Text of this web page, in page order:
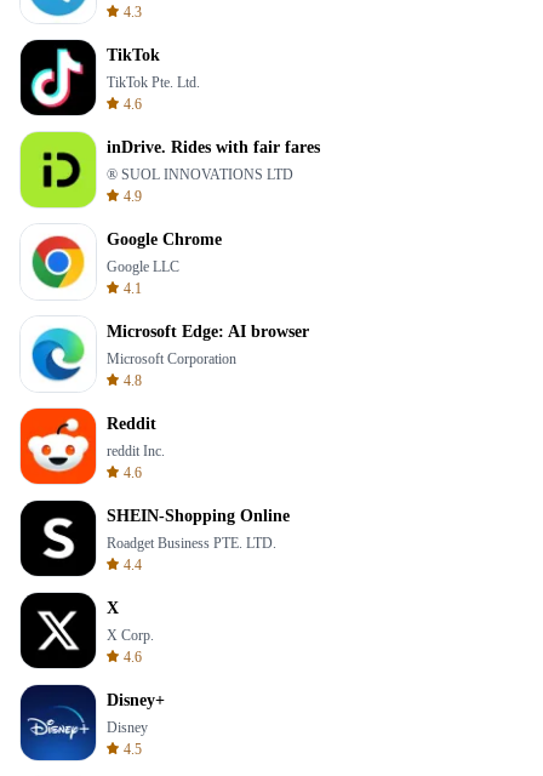
4.3
TikTok
TikTok Pte. Ltd.
4.6
inDrive. Rides with fair fares
® SUOL INNOVATIONS LTD
4.9
Google Chrome
Google LLC
4.1
Microsoft Edge: AI browser
Microsoft Corporation
4.8
Reddit
reddit Inc.
4.6
SHEIN-Shopping Online
Roadget Business PTE. LTD.
4.4
X
X Corp.
4.6
Disney+
Disney
4.5